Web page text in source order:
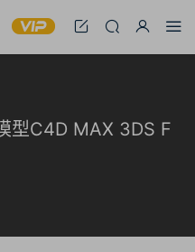
型C4D MAX 3DS F